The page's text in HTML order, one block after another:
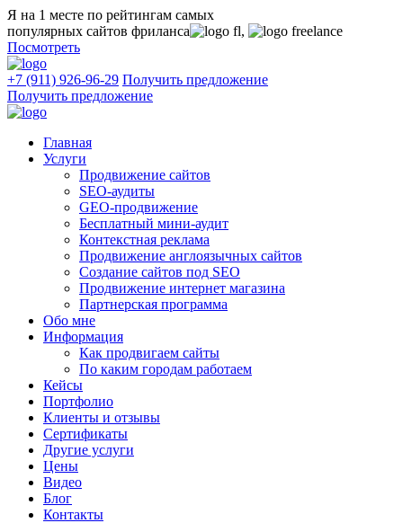
Я на 1 месте по рейтингам самых
популярных сайтов фриланса
,
Посмотреть
+7 (911) 926-96-29 Получить предложение
Получить предложение
Главная
Услуги
Продвижение сайтов
SEO-аудиты
GEO-продвижение
Бесплатный мини-аудит
Контекстная реклама
Продвижение англоязычных сайтов
Создание сайтов под SEO
Продвижение интернет магазина
Партнерская программа
Обо мне
Информация
Как продвигаем сайты
По каким городам работаем
Кейсы
Портфолио
Клиенты и отзывы
Сертификаты
Другие услуги
Цены
Видео
Блог
Контакты